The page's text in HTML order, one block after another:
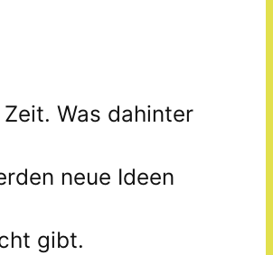
Was dahinter
neue Ideen
gibt.